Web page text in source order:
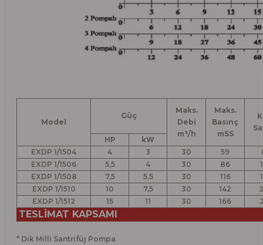
Model
Güç
Maks.
Debi
m³/h
Maks.
Basınç
mSS
HP
kW
EXDP 1/1504
4 3 30 59
EXDP 1/1506
5,5 4 30 86
EXDP 1/1508
7,5 5,5 30 116
EXDP 1/1510
10 7,5 30 142
EXDP 1/1512
15 11 30 166
TESLİMAT KAPSAMI
* Dik Milli Santrifüj Pompa